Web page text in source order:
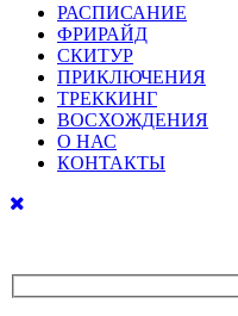
РАСПИСАНИЕ
ФРИРАЙД
СКИТУР
ПРИКЛЮЧЕНИЯ
ТРЕККИНГ
ВОСХОЖДЕНИЯ
О НАС
КОНТАКТЫ